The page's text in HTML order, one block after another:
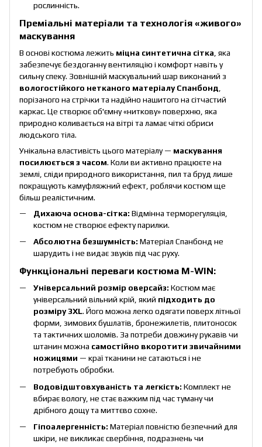
рослинність.
Преміальні матеріали та технологія «живого»
маскування
В основі костюма лежить міцна синтетична сітка , яка
забезпечує бездоганну вентиляцію і комфорт навіть у
сильну спеку. Зовнішній маскувальний шар виконаний з
вологостійкого нетканого матеріалу Спанбонд
порізаного на стрічки та надійно нашитого на сітчастий
каркас. Це створює об'ємну «ниткову» поверхню, яка
природно коливається на вітрі та ламає чіткі обриси
людського тіла.
Унікальна властивість цього матеріалу — маскування
посилюється з часом. Коли ви активно працюєте на
землі, сліди природного використання, пил та бруд лише
покращують камуфляжний ефект, роблячи костюм ще
більш реалістичним.
Дихаюча основа-сітка: Відмінна терморегуляція,
костюм не створює ефекту парилки.
Абсолютна безшумність: Матеріал Спанбонд не
шарудить і не видає звуків під час руху.
Функціональні переваги костюма M-WIN:
Універсальний розмір оверсайз: Костюм має
універсальний вільний крій, який підходить до
розміру 3XL. Його можна легко одягати поверх літньої
форми, зимових бушлатів, бронежилетів, плитоносок
та тактичних шоломів. За потреби довжину рукавів чи
штанин можна самостійно вкоротити звичайними
ножицями — краї тканини не сатаються і не
потребують обробки.
Водовідштовхуваність та легкість: Комплект не
вбирає вологу, не стає важким під час туману чи
дрібного дощу та миттєво сохне.
Гіпоалергенність: Матеріал повністю безпечний для
шкіри, не викликає свербіння, подразнень чи